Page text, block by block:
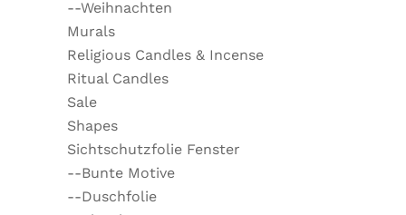
--Weihnachten
Murals
Religious Candles & Incense
Ritual Candles
Sale
Shapes
Sichtschutzfolie Fenster
--Bunte Motive
--Duschfolie